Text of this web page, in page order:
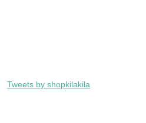
Tweets by shopkilakila